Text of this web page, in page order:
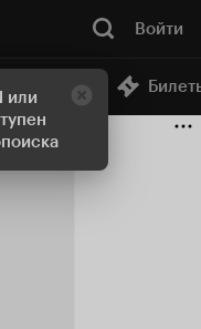
или
Войти
кинотеатр